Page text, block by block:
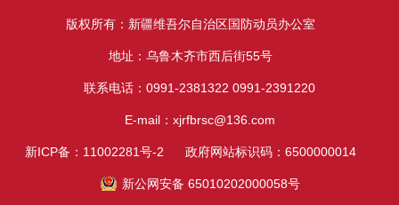
版权所有：新疆维吾尔自治区国防动员办公室
地址：乌鲁木齐市西后街55号
联系电话：0991-2381322 0991-2391220
E-mail：xjrfbrsc@136.com
新ICP备：11002281号-2 政府网站标识码：6500000014
新公网安备 65010202000058号